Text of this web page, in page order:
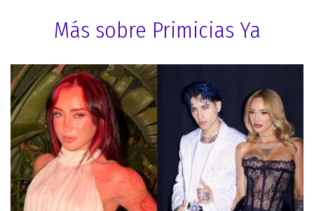
Más sobre Primicias Ya